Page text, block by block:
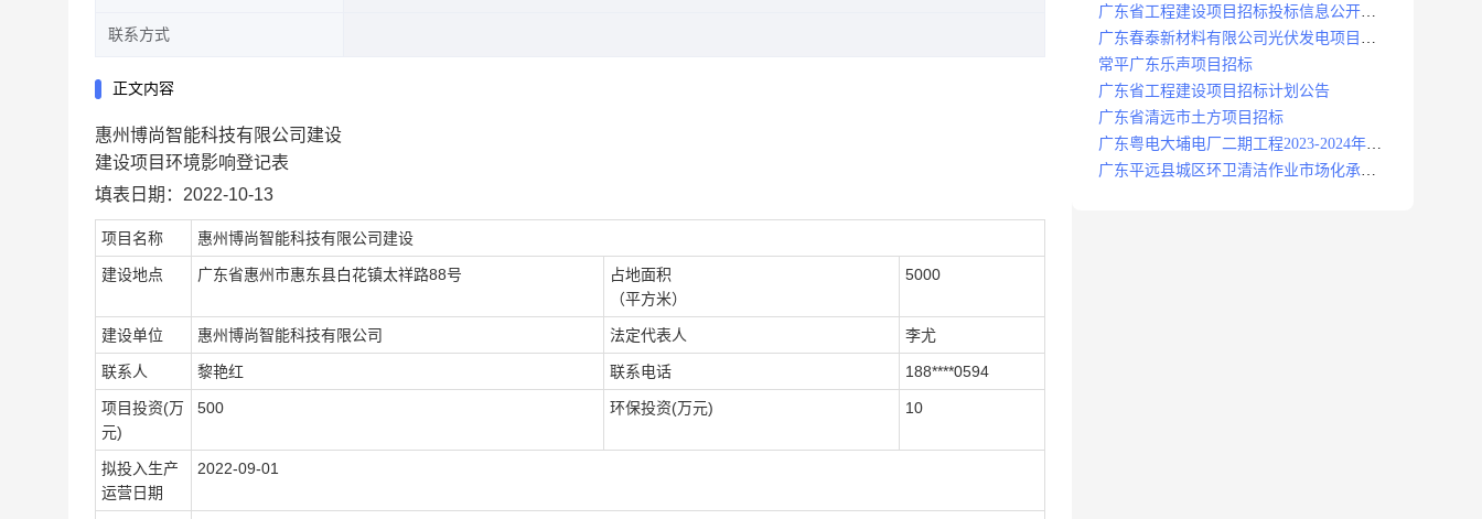
联系方式
正文内容
惠州博尚智能科技有限公司建设
建设项目环境影响登记表
填表日期：2022-10-13
项目名称 惠州博尚智能科技有限公司建设
建设地点 广东省惠州市惠东县白花镇太祥路88号
占地面积
（平方米）
5000
建设单位 惠州博尚智能科技有限公司 法定代表人 李尤
联系人 黎艳红 联系电话 188****0594
项目投资(万
元)
500 环保投资(万元) 10
拟投入生产
运营日期
2022-09-01
广东省工程建设项目招标投标信息公开目
录
广东春泰新材料有限公司光伏发电项目招
标
常平广东乐声项目招标
广东省工程建设项目招标计划公告
广东省清远市土方项目招标
广东粤电大埔电厂二期工程2023-2024年度
安保服务项目招标公告
广东平远县城区环卫清洁作业市场化承包